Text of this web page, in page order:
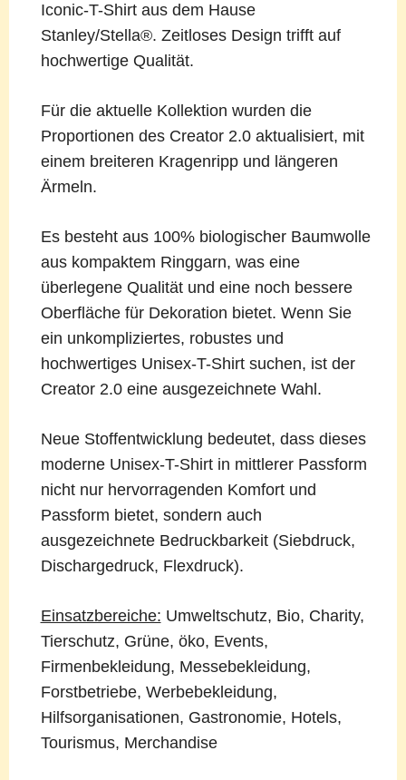
Iconic-T-Shirt aus dem Hause
Stanley/Stella®. Zeitloses Design trifft auf
hochwertige Qualität.
Für die aktuelle Kollektion wurden die
Proportionen des Creator 2.0 aktualisiert, mit
einem breiteren Kragenripp und längeren
Ärmeln.
Es besteht aus 100% biologischer Baumwolle
aus kompaktem Ringgarn, was eine
überlegene Qualität und eine noch bessere
Oberfläche für Dekoration bietet. Wenn Sie
ein unkompliziertes, robustes und
hochwertiges Unisex-T-Shirt suchen, ist der
Creator 2.0 eine ausgezeichnete Wahl.
Neue Stoffentwicklung bedeutet, dass dieses
moderne Unisex-T-Shirt in mittlerer Passform
nicht nur hervorragenden Komfort und
Passform bietet, sondern auch
ausgezeichnete Bedruckbarkeit (Siebdruck,
Dischargedruck, Flexdruck).
Einsatzbereiche: Umweltschutz, Bio, Charity,
Tierschutz, Grüne, öko, Events,
Firmenbekleidung, Messebekleidung,
Forstbetriebe, Werbebekleidung,
Hilfsorganisationen, Gastronomie, Hotels,
Tourismus, Merchandise